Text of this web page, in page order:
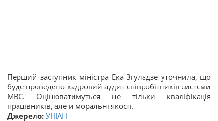
Перший заступник міністра Ека Згуладзе уточнила, що
буде проведено кадровий аудит співробітників системи
МВС. Оцінюватимуться не тільки кваліфікація
працівників, але й моральні якості.
Джерело: УНІАН